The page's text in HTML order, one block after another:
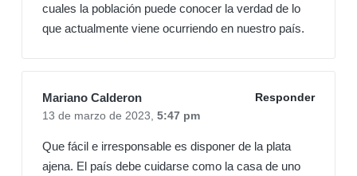
cuales la población puede conocer la verdad de lo
que actualmente viene ocurriendo en nuestro país.
Mariano Calderon
Responder
13 de marzo de 2023, 5:47 pm
Que fácil e irresponsable es disponer de la plata
ajena. El país debe cuidarse como la casa de uno